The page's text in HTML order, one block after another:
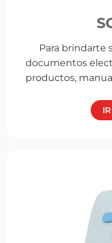
Para brindarte
documentos
productos,